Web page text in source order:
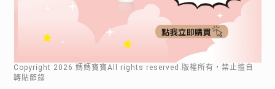
Copyright 2026 .媽媽寶寶All rights reserved.版權所有，禁止擅自
轉貼節錄